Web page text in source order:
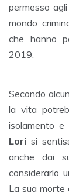
permesso
mondo
che hanno
2019.
Secondo
la vita
isolamento e
Lori si
anche dai
considerarlo
La sua morte